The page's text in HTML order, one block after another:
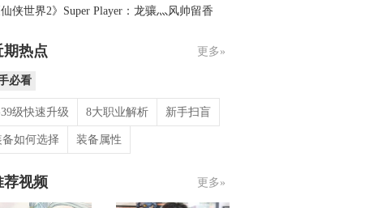
仙侠世界2》Super Player：龙骧灬风帅留香
期热点 更多»
必看
级快速升级 8大职业解析 新手扫盲
备如何选择 装备属性
荐视频 更多»